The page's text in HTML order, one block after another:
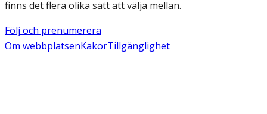
finns det flera olika sätt att välja mellan.
Följ och prenumerera
Om webbplatsenKakorTillgänglighet